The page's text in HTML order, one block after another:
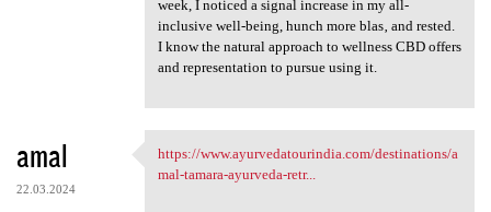
week, I noticed a signal increase in my all-
inclusive well-being, hunch more blas‚ and rested.
I know the natural approach to wellness CBD offers
and representation to pursue using it.
amal
22.03.2024
https://www.ayurvedatourindia
https://www.ayurvedatourindia.com/destinations/a
mal-tamara-ayurveda-retr...